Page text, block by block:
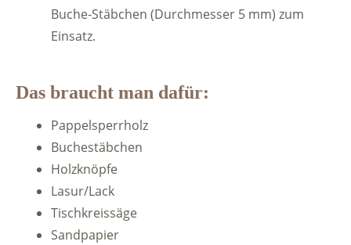
Buche-Stäbchen (Durchmesser 5 mm) zum
Einsatz.
Das braucht man dafür:
Pappelsperrholz
Buchestäbchen
Holzknöpfe
Lasur/Lack
Tischkreissäge
Sandpapier